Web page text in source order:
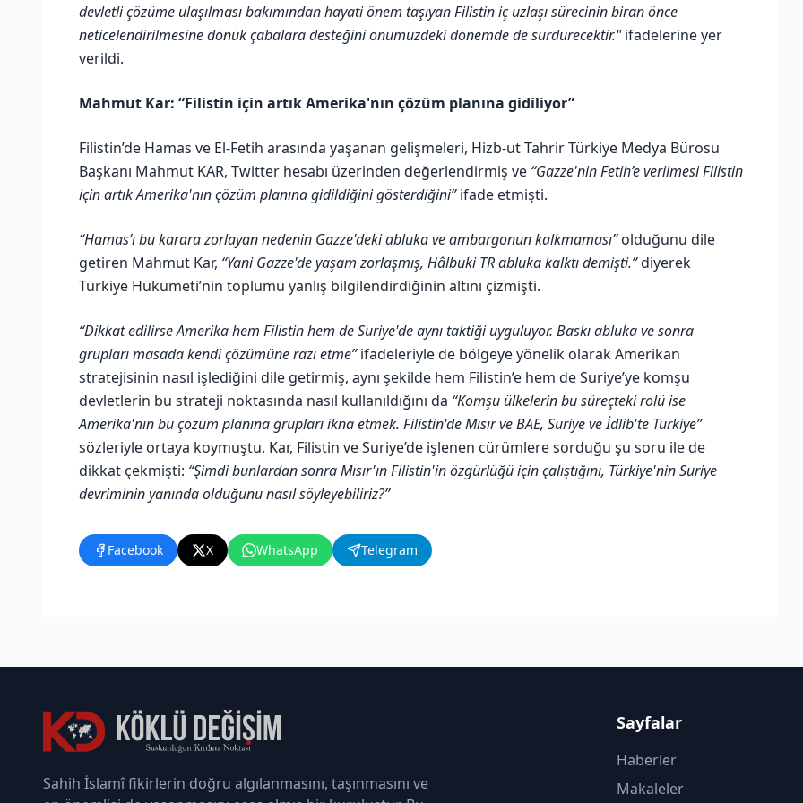
devletli çözüme ulaşılması bakımından hayati önem taşıyan Filistin iç uzlaşı sürecinin biran önce
neticelendirilmesine dönük çabalara desteğini önümüzdeki dönemde de sürdürecektir."ifadelerine yer
verildi.
Mahmut Kar: “Filistin için artık Amerika'nın çözüm planına gidiliyor”
Filistin’de Hamas ve El-Fetih arasında yaşanan gelişmeleri, Hizb-ut Tahrir Türkiye Medya Bürosu
Başkanı Mahmut KAR, Twitter hesabı üzerinden değerlendirmiş ve “Gazze'nin Fetih’e verilmesi Filistin
için artık Amerika'nın çözüm planına gidildiğini gösterdiğini”ifade etmişti.
“Hamas’ı bu karara zorlayan nedenin Gazze'deki abluka ve ambargonun kalkmaması”olduğunu dile
getiren Mahmut Kar, “Yani Gazze'de yaşam zorlaşmış, Hâlbuki TR abluka kalktı demişti.”diyerek
Türkiye Hükümeti’nin toplumu yanlış bilgilendirdiğinin altını çizmişti.
“Dikkat edilirse Amerika hem Filistin hem de Suriye'de aynı taktiği uyguluyor. Baskı abluka ve sonra
grupları masada kendi çözümüne razı etme”ifadeleriyle de bölgeye yönelik olarak Amerikan
stratejisinin nasıl işlediğini dile getirmiş, aynı şekilde hem Filistin’e hem de Suriye’ye komşu
devletlerin bu strateji noktasında nasıl kullanıldığını da “Komşu ülkelerin bu süreçteki rolü ise
Amerika'nın bu çözüm planına grupları ikna etmek. Filistin'de Mısır ve BAE, Suriye ve İdlib'te Türkiye”
sözleriyle ortaya koymuştu. Kar, Filistin ve Suriye’de işlenen cürümlere sorduğu şu soru ile de
dikkat çekmişti: “Şimdi bunlardan sonra Mısır'ın Filistin'in özgürlüğü için çalıştığını, Türkiye'nin Suriye
devriminin yanında olduğunu nasıl söyleyebiliriz?”
Facebook X WhatsApp Telegram
Sahih İslamî fikirlerin doğru algılanmasını, taşınmasını ve
Sayfalar
Haberler
Makaleler